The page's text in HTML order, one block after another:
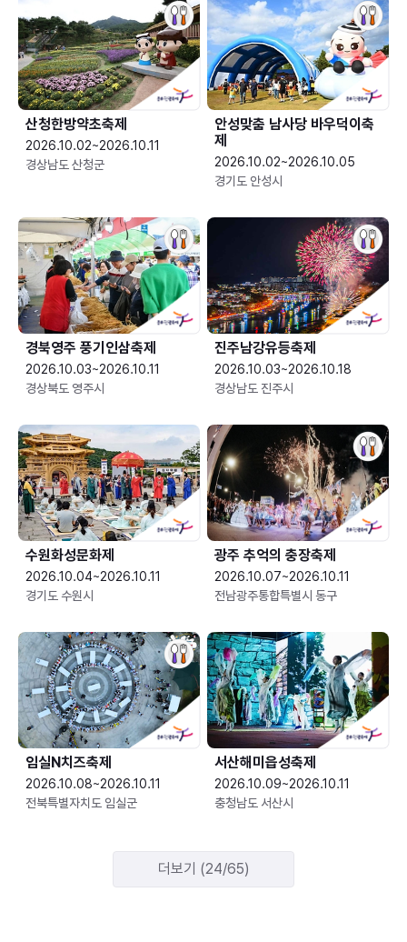
산청한방약초축제
2026.10.02~2026.10.11
경상남도 산청군
안성맞춤 남사당 바우덕이축
제
2026.10.02~2026.10.05
경기도 안성시
경북영주 풍기인삼축제
2026.10.03~2026.10.11
경상북도 영주시
진주남강유등축제
2026.10.03~2026.10.18
경상남도 진주시
수원화성문화제
2026.10.04~2026.10.11
경기도 수원시
광주 추억의 충장축제
2026.10.07~2026.10.11
전남광주통합특별시 동구
임실N치즈축제
2026.10.08~2026.10.11
전북특별자치도 임실군
서산해미읍성축제
2026.10.09~2026.10.11
충청남도 서산시
더보기 (24/65)